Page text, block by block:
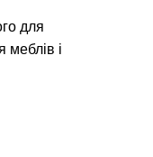
для
меблів і